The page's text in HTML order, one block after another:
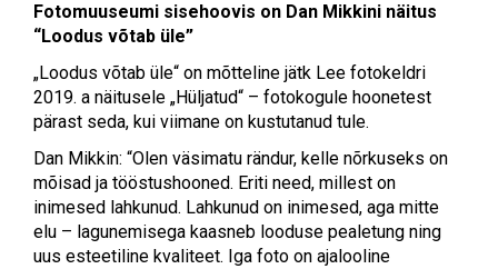
Fotomuuseumi sisehoovis on Dan Mikkini näitus
“Loodus võtab üle”
„Loodus võtab üle“ on mõtteline jätk Lee fotokeldri
2019. a näitusele „Hüljatud“ – fotokogule hoonetest
pärast seda, kui viimane on kustutanud tule.
Dan Mikkin: “Olen väsimatu rändur, kelle nõrkuseks on
mõisad ja tööstushooned. Eriti need, millest on
inimesed lahkunud. Lahkunud on inimesed, aga mitte
elu – lagunemisega kaasneb looduse pealetung ning
uus esteetiline kvaliteet. Iga foto on ajalooline